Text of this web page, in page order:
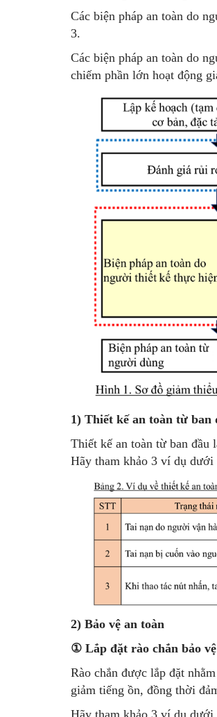
Các biện pháp an toàn do
3.
Các biện pháp an toàn do
chiếm phần lớn hoạt động
1) Thiết kế an toàn từ ban
Thiết kế an toàn từ ban đầu
Hãy tham khảo 3 ví dụ dưới
2) Bảo vệ an toàn
① Lắp đặt rào chắn bảo vệ
Rào chắn được lắp đặt
giảm tiếng ồn, đồng thời
Hãy tham khảo 3 ví dụ dưới